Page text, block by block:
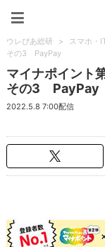
ウレぴあ総研 > スマホ・
その3 PayPay
マイナポイント
その3 PayPay
2022.5.8 7:00配信